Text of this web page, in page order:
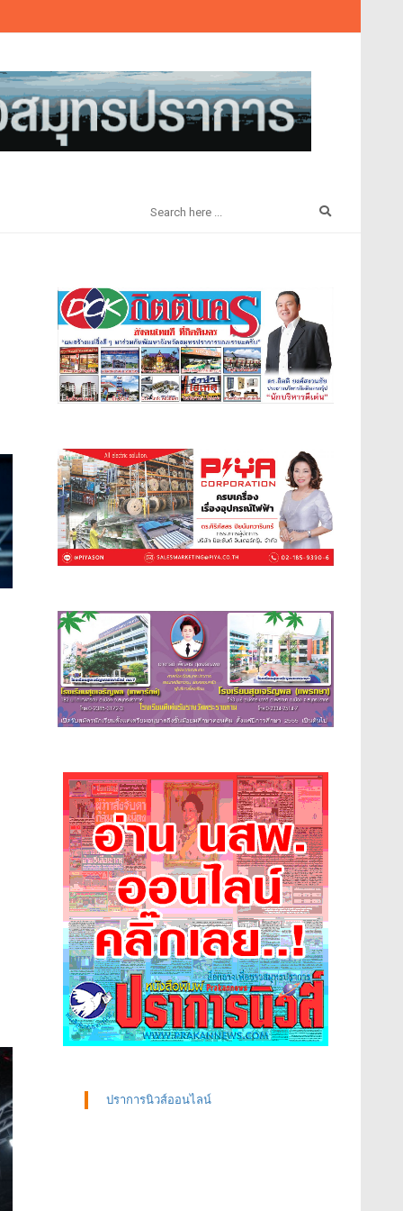
ปราการนิวส์ออนไลน์